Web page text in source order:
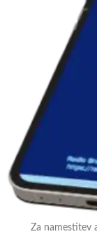
Za namestitev